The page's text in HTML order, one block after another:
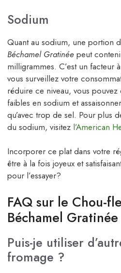
Sodium
Quant au sodium, une portion
Béchamel Gratinée peut
milligrammes. C’est un facteur
vous surveillez votre
réduire ce niveau, vous
faibles en sodium et
qu’avec trop de sel. Pour plus
du sodium, visitez l’American
Incorporer ce plat dans votre
être à la fois joyeux et
pour l’essayer?
FAQ sur le Chou-
Béchamel Gratinée
Puis-je utiliser
fromage ?